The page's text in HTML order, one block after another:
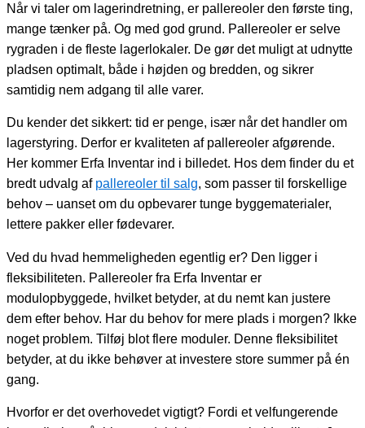
Når vi taler om lagerindretning, er pallereoler den første ting,
mange tænker på. Og med god grund. Pallereoler er selve
rygraden i de fleste lagerlokaler. De gør det muligt at udnytte
pladsen optimalt, både i højden og bredden, og sikrer
samtidig nem adgang til alle varer.
Du kender det sikkert: tid er penge, især når det handler om
lagerstyring. Derfor er kvaliteten af pallereoler afgørende.
Her kommer Erfa Inventar ind i billedet. Hos dem finder du et
bredt udvalg af pallereoler til salg, som passer til forskellige
behov – uanset om du opbevarer tunge byggematerialer,
lettere pakker eller fødevarer.
Ved du hvad hemmeligheden egentlig er? Den ligger i
fleksibiliteten. Pallereoler fra Erfa Inventar er
modulopbyggede, hvilket betyder, at du nemt kan justere
dem efter behov. Har du behov for mere plads i morgen? Ikke
noget problem. Tilføj blot flere moduler. Denne fleksibilitet
betyder, at du ikke behøver at investere store summer på én
gang.
Hvorfor er det overhovedet vigtigt? Fordi et velfungerende